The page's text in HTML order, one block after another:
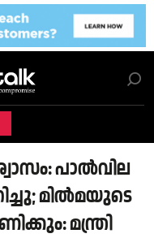
പാൽവില
മിൽമയുടെ
മന്ത്രി